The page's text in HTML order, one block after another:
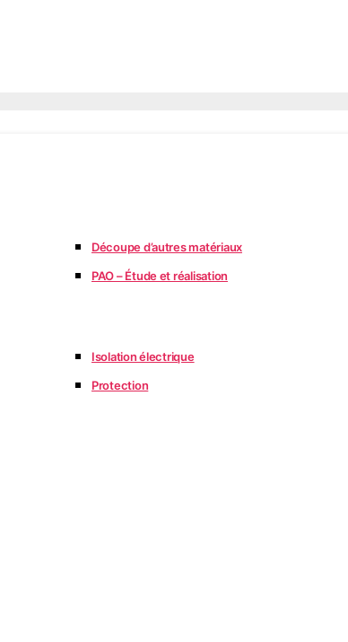
Découpe d’autres matériaux
PAO – Étude et réalisation
Isolation électrique
Protection